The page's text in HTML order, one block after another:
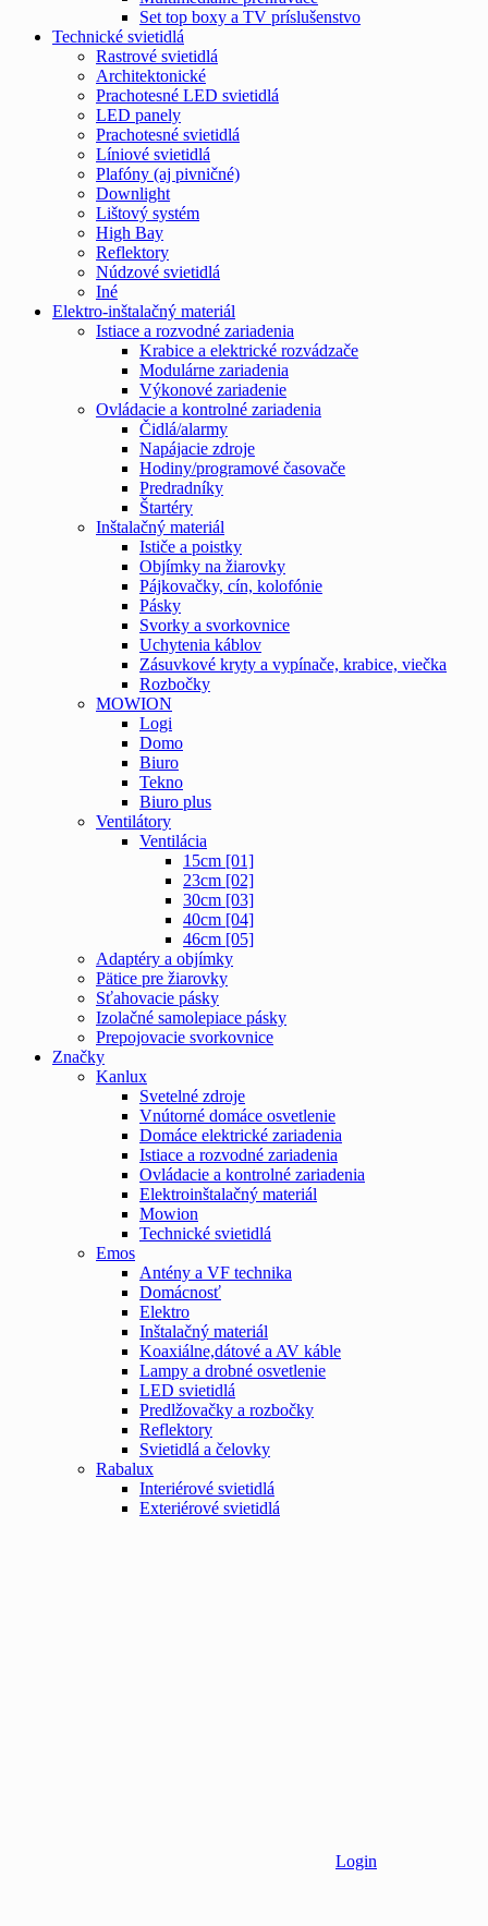
Set top boxy a TV príslušenstvo
Technické svietidlá
Rastrové svietidlá
Architektonické
Prachotesné LED svietidlá
LED panely
Prachotesné svietidlá
Líniové svietidlá
Plafóny (aj pivničné)
Downlight
Lištový systém
High Bay
Reflektory
Núdzové svietidlá
Iné
Elektro-inštalačný materiál
Istiace a rozvodné zariadenia
Krabice a elektrické rozvádzače
Modulárne zariadenia
Výkonové zariadenie
Ovládacie a kontrolné zariadenia
Čidlá/alarmy
Napájacie zdroje
Hodiny/programové časovače
Predradníky
Štartéry
Inštalačný materiál
Ističe a poistky
Objímky na žiarovky
Pájkovačky, cín, kolofónie
Pásky
Svorky a svorkovnice
Uchytenia káblov
Zásuvkové kryty a vypínače, krabice, viečka
Rozbočky
MOWION
Logi
Domo
Biuro
Tekno
Biuro plus
Ventilátory
Ventilácia
15cm [01]
23cm [02]
30cm [03]
40cm [04]
46cm [05]
Adaptéry a objímky
Pätice pre žiarovky
Sťahovacie pásky
Izolačné samolepiace pásky
Prepojovacie svorkovnice
Značky
Kanlux
Svetelné zdroje
Vnútorné domáce osvetlenie
Domáce elektrické zariadenia
Istiace a rozvodné zariadenia
Ovládacie a kontrolné zariadenia
Elektroinštalačný materiál
Mowion
Technické svietidlá
Emos
Antény a VF technika
Domácnosť
Elektro
Inštalačný materiál
Koaxiálne,dátové a AV káble
Lampy a drobné osvetlenie
LED svietidlá
Predlžovačky a rozbočky
Reflektory
Svietidlá a čelovky
Rabalux
Interiérové svietidlá
Exteriérové svietidlá
Login